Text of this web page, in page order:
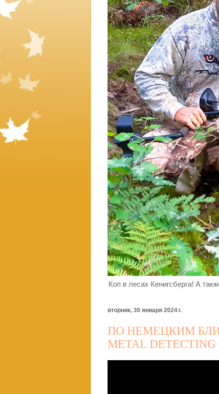
Коп в лесах Кенигсберга! А
вторник, 30 января 2024 г.
ПО НЕМЕЦКИМ
METAL DETECTING